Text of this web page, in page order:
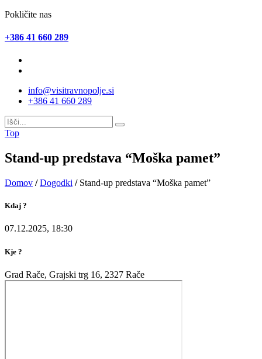
Pokličite nas
+386 41 660 289
info@visitravnopolje.si
+386 41 660 289
Top
Stand-up predstava “Moška pamet”
Domov / Dogodki / Stand-up predstava “Moška pamet”
Kdaj ?
07.12.2025, 18:30
Kje ?
Grad Rače, Grajski trg 16, 2327 Rače